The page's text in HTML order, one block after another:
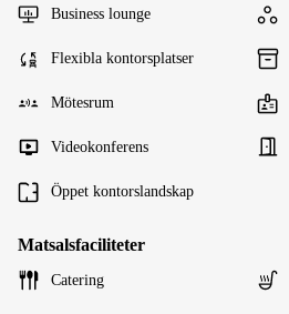
Business lounge
Flexibla kontorsplatser
Mötesrum
Videokonferens
Öppet kontorslandskap
Matsalsfaciliteter
Catering